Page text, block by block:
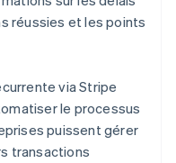
réussies et les points
via Stripe
le processus
puissent gérer
transactions